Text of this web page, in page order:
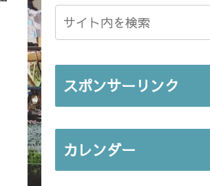
スポンサーリンク
カレンダー